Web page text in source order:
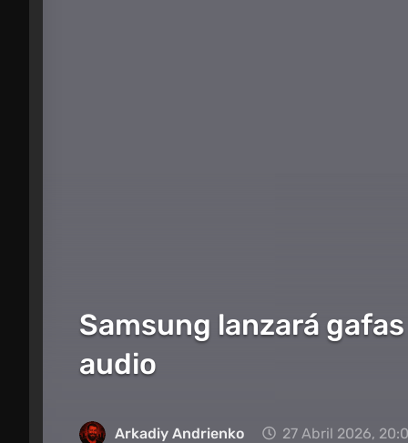
Samsung lanzará
audio
Arkadiy Andrienko 27 Abril 2026,